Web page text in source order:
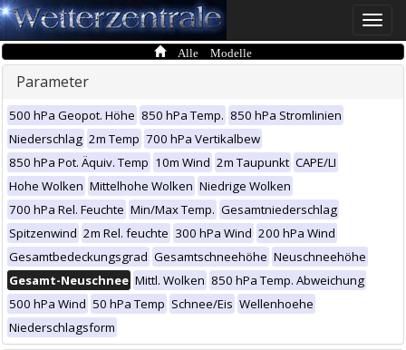
Toggle
Alle Modelle
Parameter
500 hPa Geopot. Höhe 850 hPa Temp. 850 hPa Stromlinien
Niederschlag 2m Temp 700 hPa Vertikalbew
850 hPa Pot. Äquiv. Temp 10m Wind 2m Taupunkt CAPE/LI
Hohe Wolken Mittelhohe Wolken Niedrige Wolken
700 hPa Rel. Feuchte Min/Max Temp. Gesamtniederschlag
Spitzenwind 2m Rel. feuchte 300 hPa Wind 200 hPa Wind
Gesamtbedeckungsgrad Gesamtschneehöhe Neuschneehöhe
Gesamt-Neuschnee Mittl. Wolken 850 hPa Temp. Abweichung
500 hPa Wind 50 hPa Temp Schnee/Eis Wellenhoehe
Niederschlagsform